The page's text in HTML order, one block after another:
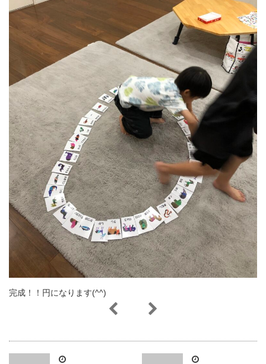
完成！！円になります(^^)